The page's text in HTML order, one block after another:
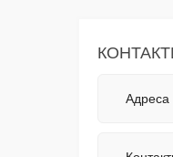
Адреса